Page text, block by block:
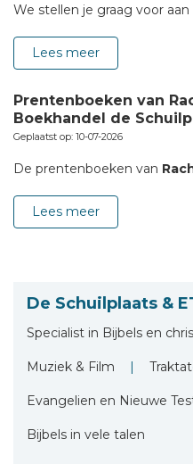
We stellen je graag voor aan
Lees meer
Prentenboeken van
Boekhandel de
Geplaatst op: 10-07-2026
De prentenboeken van
Lees meer
De Schuilplaats &
Specialist in Bijbels en
Muziek & Film
Evangelien en Nieuwe
Bijbels in vele talen